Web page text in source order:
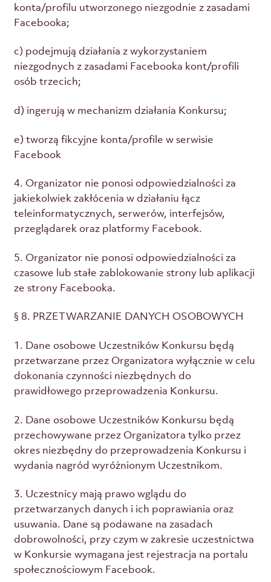
konta/profilu utworzonego niezgodnie z zasadami
Facebooka;
c) podejmują działania z wykorzystaniem
niezgodnych z zasadami Facebooka kont/profili
osób trzecich;
d) ingerują w mechanizm działania Konkursu;
e) tworzą fikcyjne konta/profile w serwisie
Facebook
4. Organizator nie ponosi odpowiedzialności za
jakiekolwiek zakłócenia w działaniu łącz
teleinformatycznych, serwerów, interfejsów,
przeglądarek oraz platformy Facebook.
5. Organizator nie ponosi odpowiedzialności za
czasowe lub stałe zablokowanie strony lub aplikacji
ze strony Facebooka.
§ 8. PRZETWARZANIE DANYCH OSOBOWYCH
1. Dane osobowe Uczestników Konkursu będą
przetwarzane przez Organizatora wyłącznie w celu
dokonania czynności niezbędnych do
prawidłowego przeprowadzenia Konkursu.
2. Dane osobowe Uczestników Konkursu będą
przechowywane przez Organizatora tylko przez
okres niezbędny do przeprowadzenia Konkursu i
wydania nagród wyróżnionym Uczestnikom.
3. Uczestnicy mają prawo wglądu do
przetwarzanych danych i ich poprawiania oraz
usuwania. Dane są podawane na zasadach
dobrowolności, przy czym w zakresie uczestnictwa
w Konkursie wymagana jest rejestracja na portalu
społecznościowym Facebook.